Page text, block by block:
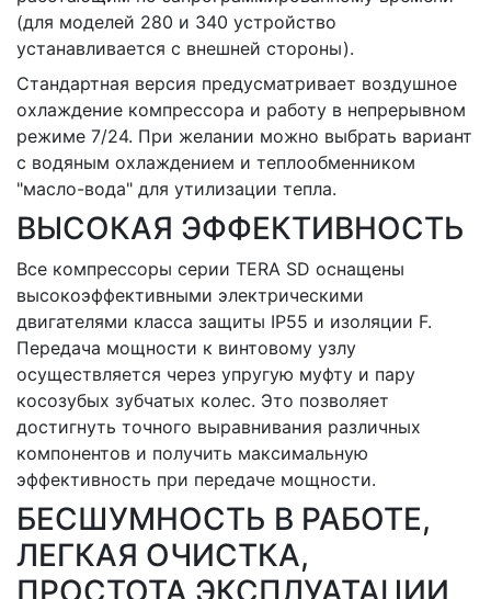
(для моделей 280 и 340 устройство
устанавливается с внешней стороны).
Стандартная версия предусматривает воздушное
охлаждение компрессора и работу в непрерывном
режиме 7/24. При желании можно выбрать вариант
с водяным охлаждением и теплообменником
"масло-вода" для утилизации тепла.
ВЫСОКАЯ ЭФФЕКТИВНОСТЬ
Все компрессоры серии TERA SD оснащены
высокоэффективными электрическими
двигателями класса защиты IP55 и изоляции F.
Передача мощности к винтовому узлу
осуществляется через упругую муфту и пару
косозубых зубчатых колес. Это позволяет
достигнуть точного выравнивания различных
компонентов и получить максимальную
эффективность при передаче мощности.
БЕСШУМНОСТЬ В РАБОТЕ,
ЛЕГКАЯ ОЧИСТКА,